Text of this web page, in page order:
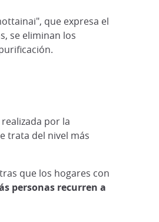
que expresa el
se eliminan los
por la
trata del nivel más
que los hogares con
personas recurren a